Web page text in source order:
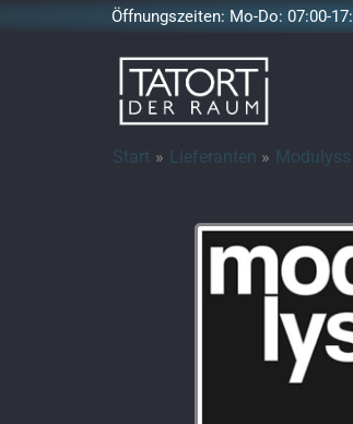
Öffnungszeiten: Mo-Do: 07:00-
Start Lieferanten Modulyss